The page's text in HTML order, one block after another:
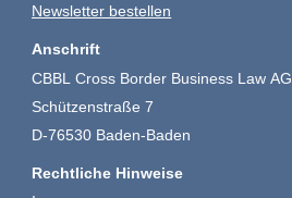
Newsletter bestellen
Anschrift
CBBL Cross Border Business Law AG
Schützenstraße 7
D-76530 Baden-Baden
Rechtliche Hinweise